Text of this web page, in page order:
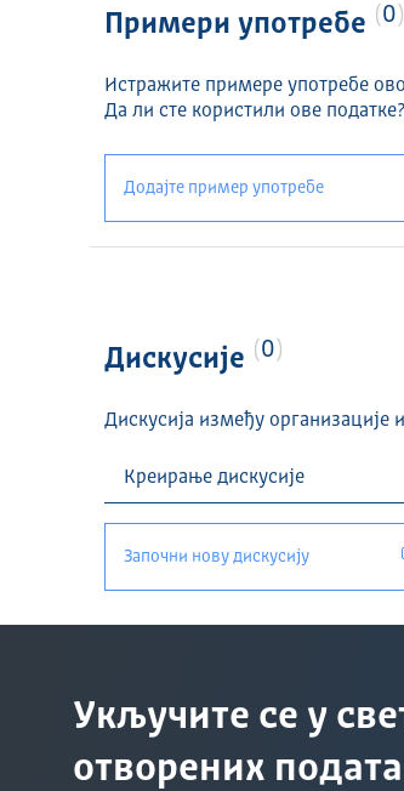
Примери употребе 0
Истражите примере употребе
Да ли сте користили ове
Додајте пример употребе
Дискусије 0
Дискусија између организације
Започни нову дискусију
Укључите се у
отворених